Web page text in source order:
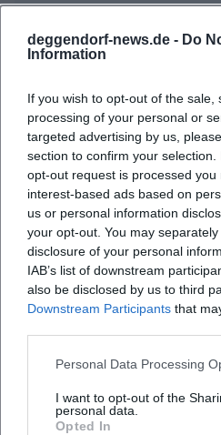
deggendorf-news.de - Do
Information
If you wish to opt-out of the
processing of your personal or
targeted advertising by us,
section to confirm your
opt-out request is processed you
interest-based ads based on
us or personal information
your opt-out. You may
disclosure of your personal
IAB’s list of downstream
also be disclosed by us to third
Downstream Participants that
Personal Data Processing
I want to opt-out of the
personal data.
Opted In
Häufig gestellte
Wann findet die
Wo genau ist die
Was erwartet mich bei der
Wie hoch ist der
Findet die Veranstaltung
statt?